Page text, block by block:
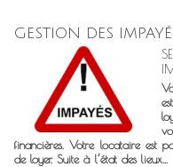
GESTION DES
financières. Votre locataire est
de loyer. Suite à l’état des lieux...